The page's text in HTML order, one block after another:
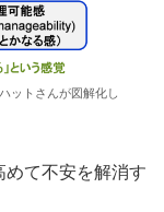
ットさんが図解化し
て不安を解消す